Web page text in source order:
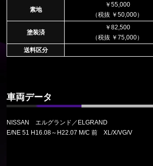
素地
￥55,000
（税抜 ￥50,000）
塗装済
￥82,500
（税抜 ￥75,000）
送料区分
車両データ
NISSAN エルグランド／ELGRAND
E/NE 51 H16.08～H22.07 M/C 前 XL/X/VG/V